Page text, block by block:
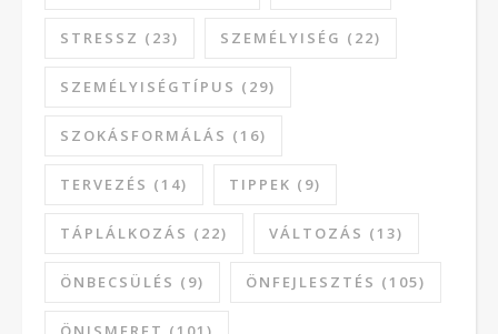
STRESSZ (23) SZEMÉLYISÉG (22)
SZEMÉLYISÉGTÍPUS (29)
SZOKÁSFORMÁLÁS (16)
TERVEZÉS (14) TIPPEK (9)
TÁPLÁLKOZÁS (22) VÁLTOZÁS (13)
ÖNBECSÜLÉS (9) ÖNFEJLESZTÉS (105)